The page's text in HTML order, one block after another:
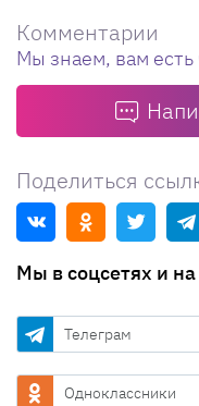
Комментарии
Мы знаем, вам есть
Поделиться
Мы в соцсетях и
Телеграм
Одноклассники